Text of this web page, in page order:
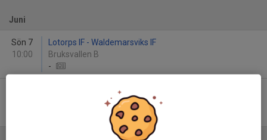
Juni
Sön 7
10:00
Lotorps IF - Waldemarsviks IF
Bruksvallen B
-
Waldemarsviks IF - Eneby BK F2014/15 Gul